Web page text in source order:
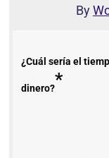
By
¿Cuál sería el
dinero?*